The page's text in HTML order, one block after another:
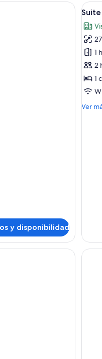
y disponibilidad
Abrir
las
de
4
1
2
1
Ver
Más